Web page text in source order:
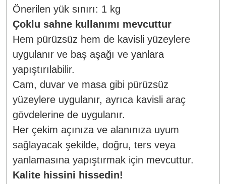
Önerilen yük sınırı: 1 kg
Çoklu sahne kullanımı mevcuttur
Hem pürüzsüz hem de kavisli yüzeylere
uygulanır ve baş aşağı ve yanlara
yapıştırılabilir.
Cam, duvar ve masa gibi pürüzsüz
yüzeylere uygulanır, ayrıca kavisli araç
gövdelerine de uygulanır.
Her çekim açınıza ve alanınıza uyum
sağlayacak şekilde, doğru, ters veya
yanlamasına yapıştırmak için mevcuttur.
Kalite hissini hissedin!